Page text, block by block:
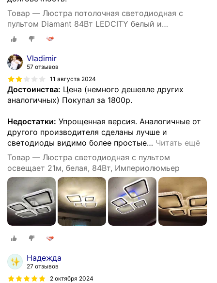
Товар — Люстра потолочная светодиодная с
пультом Diamant 84Вт LEDCITY белый и
прозрачный акрил
Vladimir
57 отзывов
11 августа 2024
Достоинства: Цена (немного дешевле других
аналогичных) Покупал за 1800р.
Недостатки: Упрощенная версия. Аналогичные от
другого производителя сделаны лучше и
светодиоды видимо более простые… Читать ещё
Товар — Люстра светодиодная с пультом
освещает 21м, белая, 84Вт, Империолюмьер
Надежда
27 отзывов
2 октября 2024